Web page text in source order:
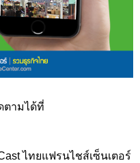
ตามได้ที่
ไทยแฟรนไชส์เซ็นเตอร์